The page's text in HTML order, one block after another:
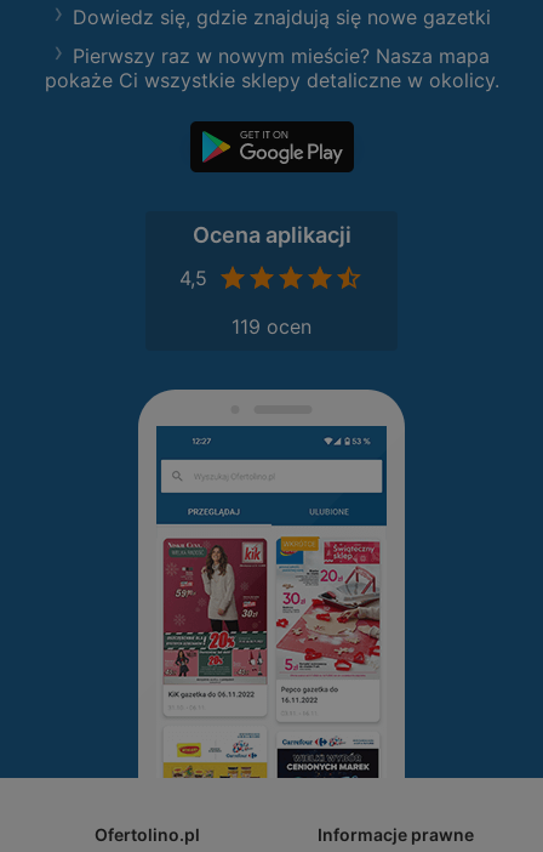
Dowiedz się, gdzie znajdują się nowe gazetki
Pierwszy raz w nowym mieście? Nasza mapa
pokaże Ci wszystkie sklepy detaliczne w okolicy.
Ocena aplikacji
4,5
119 ocen
Ofertolino.pl Informacje prawne